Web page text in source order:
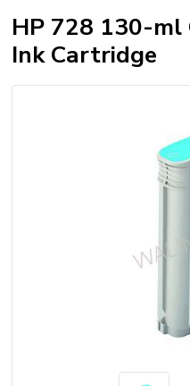
HP 728 130-ml
Ink Cartridge